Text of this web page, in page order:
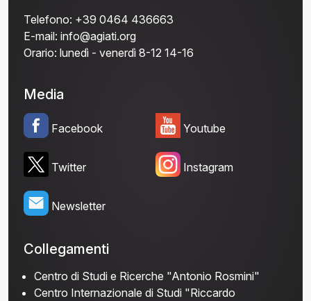
Telefono: +39 0464 436663
E-mail: info@agiati.org
Orario: lunedì - venerdì 8-12 14-16
Media
Facebook
Twitter
Newsletter
Youtube
Instagram
Collegamenti
Centro di Studi e Ricerche "Antonio Rosmini"
Centro Internazionale di Studi "Riccardo